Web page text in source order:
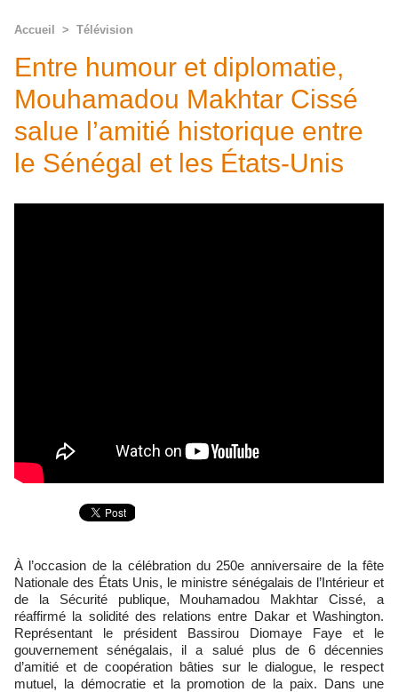
Accueil > Télévision
Entre humour et diplomatie,
Mouhamadou Makhtar Cissé
salue l’amitié historique entre
le Sénégal et les États-Unis
À l’occasion de la célébration du 250e anniversaire de la fête
Nationale des États Unis, le ministre sénégalais de l’Intérieur et
de la Sécurité publique, Mouhamadou Makhtar Cissé, a
réaffirmé la solidité des relations entre Dakar et Washington.
Représentant le président Bassirou Diomaye Faye et le
gouvernement sénégalais, il a salué plus de 6 décennies
d’amitié et de coopération bâties sur le dialogue, le respect
mutuel, la démocratie et la promotion de la paix. Dans une